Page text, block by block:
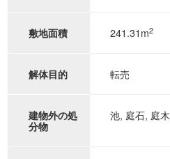
敷地面積 241.31m2
解体目的 転売
建物外の処
分物
池, 庭石, 庭木